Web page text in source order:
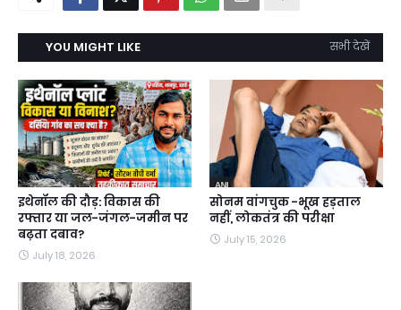
YOU MIGHT LIKE सभी देखें
इथेनॉल की दौड़: विकास की
रफ्तार या जल-जंगल-जमीन पर
बढ़ता दबाव?
July 18, 2026
सोनम वांगचुक -भूख हड़ताल
नहीं, लोकतंत्र की परीक्षा
July 15, 2026